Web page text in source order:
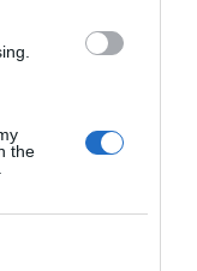
the
su nueva
SPF 30, que
diario la sensible piel
AKN de
Redacción